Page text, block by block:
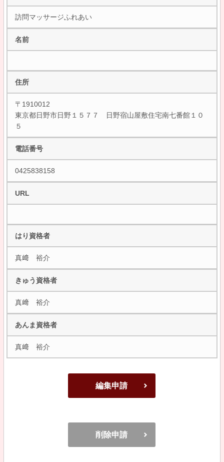
訪問マッサージふれあい
名前
住所
〒1910012
東京都日野市日野１５７７ 日野宿山屋敷住宅南七番館１０
５
電話番号
0425838158
URL
はり資格者
真﨑 裕介
きゅう資格者
真﨑 裕介
あんま資格者
真﨑 裕介
編集申請
削除申請